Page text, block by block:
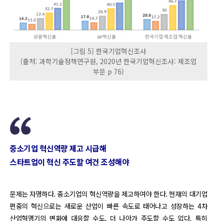
[그림 5] 한국기업혁신조사
(출처: 과학기술정책연구원, 2020년 한국기업혁신조사: 제조업
부문 p 76)
중소기업 혁신역량 제고 시급해
스타트업이 혁신 주도할 여건 조성해야
문제는 자명하다. 중소기업의 혁신역량을 제고하여야 한다. 현재의 대기업
편중의 혁신으로는 새로운 산업이 빠른 속도로 태어나고 성장하는 4차
산업혁명기의 변화에 대응할 수도, 더 나아가 주도할 수도 없다. 특히